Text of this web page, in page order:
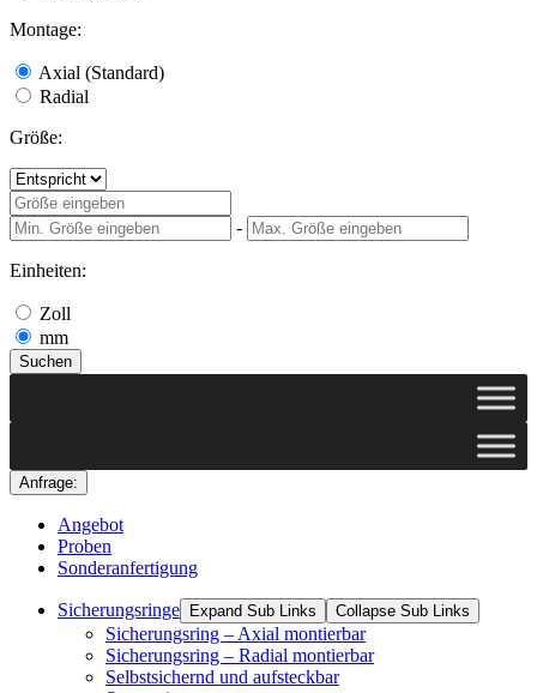
Montage:
Axial (Standard)
Radial
Größe:
-
Einheiten:
Zoll
mm
Suchen
Anfrage:
Angebot
Proben
Sonderanfertigung
Sicherungsringe Expand Sub Links Collapse Sub Links
Sicherungsring – Axial montierbar
Sicherungsring – Radial montierbar
Selbstsichernd und aufsteckbar